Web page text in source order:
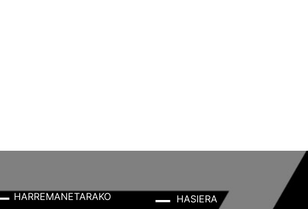
HARREMANETARAKO
HASIERA